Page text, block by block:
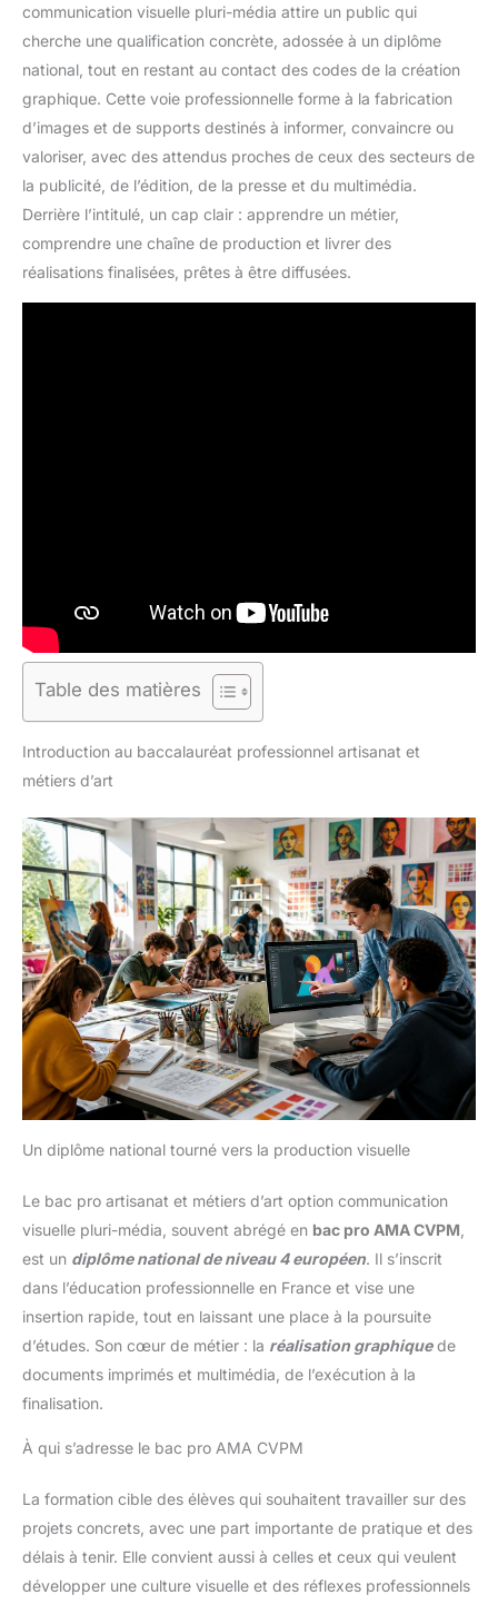
communication visuelle pluri-média attire un public qui
cherche une qualification concrète, adossée à un diplôme
national, tout en restant au contact des codes de la création
graphique. Cette voie professionnelle forme à la fabrication
d’images et de supports destinés à informer, convaincre ou
valoriser, avec des attendus proches de ceux des secteurs de
la publicité, de l’édition, de la presse et du multimédia.
Derrière l’intitulé, un cap clair : apprendre un métier,
comprendre une chaîne de production et livrer des
réalisations finalisées, prêtes à être diffusées.
Table des matières
Introduction au baccalauréat professionnel artisanat et
métiers d’art
Un diplôme national tourné vers la production visuelle
Le bac pro artisanat et métiers d’art option communication
visuelle pluri-média, souvent abrégé en bac pro AMA CVPM
est un diplôme national de niveau 4 européen. Il s’inscrit
dans l’éducation professionnelle en France et vise une
insertion rapide, tout en laissant une place à la poursuite
d’études. Son cœur de métier : la réalisation graphiquede
documents imprimés et multimédia, de l’exécution à la
finalisation.
À qui s’adresse le bac pro AMA CVPM
La formation cible des élèves qui souhaitent travailler sur des
projets concrets, avec une part importante de pratique et des
délais à tenir. Elle convient aussi à celles et ceux qui veulent
développer une culture visuelle et des réflexes professionnels